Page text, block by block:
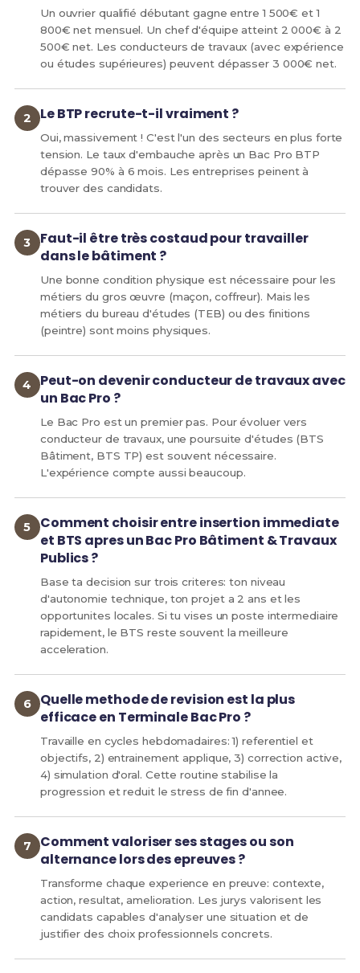
Un ouvrier qualifié débutant gagne entre 1 500€ et 1
800€ net mensuel. Un chef d'équipe atteint 2 000€ à 2
500€ net. Les conducteurs de travaux (avec expérience
ou études supérieures) peuvent dépasser 3 000€ net.
Le BTP recrute-t-il vraiment ?
Oui, massivement ! C'est l'un des secteurs en plus forte
tension. Le taux d'embauche après un Bac Pro BTP
dépasse 90% à 6 mois. Les entreprises peinent à
trouver des candidats.
Faut-il être très costaud pour travailler
dans le bâtiment ?
Une bonne condition physique est nécessaire pour les
métiers du gros œuvre (maçon, coffreur). Mais les
métiers du bureau d'études (TEB) ou des finitions
(peintre) sont moins physiques.
Peut-on devenir conducteur de travaux avec
un Bac Pro ?
Le Bac Pro est un premier pas. Pour évoluer vers
conducteur de travaux, une poursuite d'études (BTS
Bâtiment, BTS TP) est souvent nécessaire.
L'expérience compte aussi beaucoup.
Comment choisir entre insertion immediate
et BTS apres un Bac Pro Bâtiment & Travaux
Publics ?
Base ta decision sur trois criteres: ton niveau
d'autonomie technique, ton projet a 2 ans et les
opportunites locales. Si tu vises un poste intermediaire
rapidement, le BTS reste souvent la meilleure
acceleration.
Quelle methode de revision est la plus
efficace en Terminale Bac Pro ?
Travaille en cycles hebdomadaires: 1) referentiel et
objectifs, 2) entrainement applique, 3) correction active,
4) simulation d'oral. Cette routine stabilise la
progression et reduit le stress de fin d'annee.
Comment valoriser ses stages ou son
alternance lors des epreuves ?
Transforme chaque experience en preuve: contexte,
action, resultat, amelioration. Les jurys valorisent les
candidats capables d'analyser une situation et de
justifier des choix professionnels concrets.